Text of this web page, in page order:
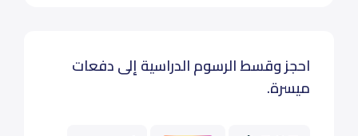
احجز وقسط الرسوم الدراسية إلى دفعات
ميسرة.